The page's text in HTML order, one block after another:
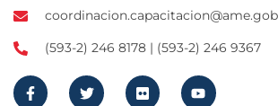
(593-2) 246 8178 | (593-2) 246 9367